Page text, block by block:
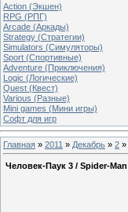
Action (Экшен)
RPG (РПГ)
Arcade (Аркады)
Strategy (Стратегии)
Simulators (Симуляторы)
Sport (Спортивные)
Adventure (Приключения)
Logic (Логические)
Quest (Квест)
Various (Разные)
Mini games (Мини игры)
Софт для игр
Главная » 2011 » Декабрь » 2 »
Человек-Паук 3 / Spider-